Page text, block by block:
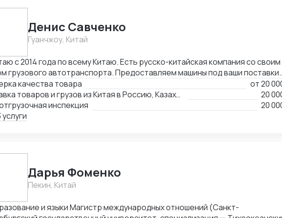
Денис Савченко
Гуанчжоу, Китай
с 2014 года по всему Китаю. Есть русско-китайская компания со своим
грузового автотранспорта. Предоставляем машины под ваши поставки.
склад в Гуанчжоу, ИУ и Маньчжурии. Занимаюсь оказанием различных
в сфере внешней торговли.
качества товара от20
Доставка товаров и грузов из Китая в Россию, Казахстан, Беларусь, Таиланд, Вьетнам, Малайзию
20
инспекция
20
Дарья Фоменко
Пекин, Китай
и языки Магистр международных отношений (Санкт-